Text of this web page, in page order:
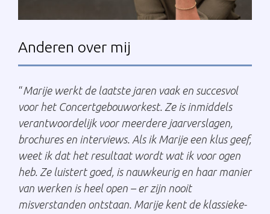
Anderen over mij
“Marije werkt de laatste jaren vaak en succesvol
voor het Concertgebouworkest. Ze is inmiddels
verantwoordelijk voor meerdere jaarverslagen,
brochures en interviews. Als ik Marije een klus geef,
weet ik dat het resultaat wordt wat ik voor ogen
heb. Ze luistert goed, is nauwkeurig en haar manier
van werken is heel open – er zijn nooit
misverstanden ontstaan. Marije kent de klassieke-